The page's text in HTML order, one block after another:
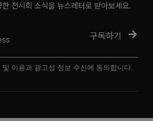
전시회 소식을 뉴스레터로 받아보세요.
구독하기
및 이용과 광고성 정보 수신에 동의합니다.